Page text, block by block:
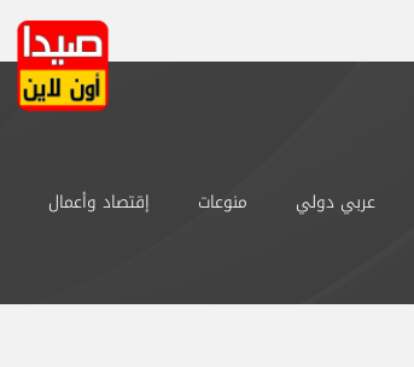
عربي دولي منوعات إقتصاد وأعمال